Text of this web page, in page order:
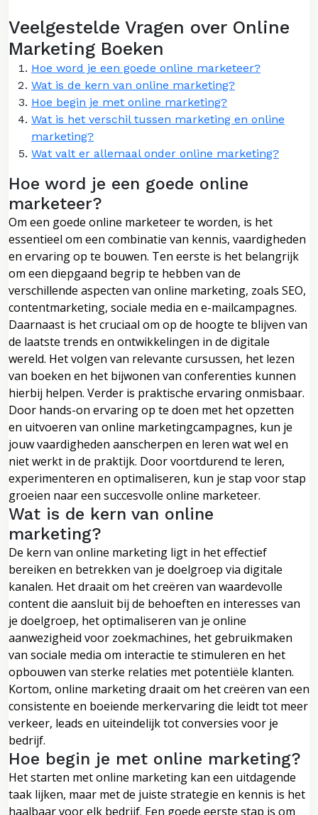
Veelgestelde Vragen over Online
Marketing Boeken
Hoe word je een goede online marketeer?
Wat is de kern van online marketing?
Hoe begin je met online marketing?
Wat is het verschil tussen marketing en online
marketing?
Wat valt er allemaal onder online marketing?
Hoe word je een goede online
marketeer?
Om een goede online marketeer te worden, is het
essentieel om een combinatie van kennis, vaardigheden
en ervaring op te bouwen. Ten eerste is het belangrijk
om een diepgaand begrip te hebben van de
verschillende aspecten van online marketing, zoals SEO,
contentmarketing, sociale media en e-mailcampagnes.
Daarnaast is het cruciaal om op de hoogte te blijven van
de laatste trends en ontwikkelingen in de digitale
wereld. Het volgen van relevante cursussen, het lezen
van boeken en het bijwonen van conferenties kunnen
hierbij helpen. Verder is praktische ervaring onmisbaar.
Door hands-on ervaring op te doen met het opzetten
en uitvoeren van online marketingcampagnes, kun je
jouw vaardigheden aanscherpen en leren wat wel en
niet werkt in de praktijk. Door voortdurend te leren,
experimenteren en optimaliseren, kun je stap voor stap
groeien naar een succesvolle online marketeer.
Wat is de kern van online
marketing?
De kern van online marketing ligt in het effectief
bereiken en betrekken van je doelgroep via digitale
kanalen. Het draait om het creëren van waardevolle
content die aansluit bij de behoeften en interesses van
je doelgroep, het optimaliseren van je online
aanwezigheid voor zoekmachines, het gebruikmaken
van sociale media om interactie te stimuleren en het
opbouwen van sterke relaties met potentiële klanten.
Kortom, online marketing draait om het creëren van een
consistente en boeiende merkervaring die leidt tot meer
verkeer, leads en uiteindelijk tot conversies voor je
bedrijf.
Hoe begin je met online marketing?
Het starten met online marketing kan een uitdagende
taak lijken, maar met de juiste strategie en kennis is het
haalbaar voor elk bedrijf. Een goede eerste stap is om